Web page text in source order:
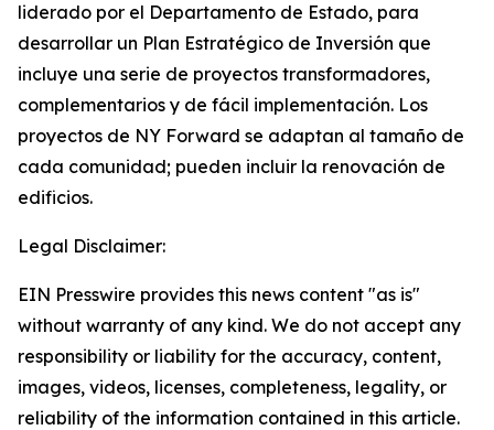
liderado por el Departamento de Estado, para
desarrollar un Plan Estratégico de Inversión que
incluye una serie de proyectos transformadores,
complementarios y de fácil implementación. Los
proyectos de NY Forward se adaptan al tamaño de
cada comunidad; pueden incluir la renovación de
edificios.
Legal Disclaimer:
EIN Presswire provides this news content "as is"
without warranty of any kind. We do not accept any
responsibility or liability for the accuracy, content,
images, videos, licenses, completeness, legality, or
reliability of the information contained in this article.